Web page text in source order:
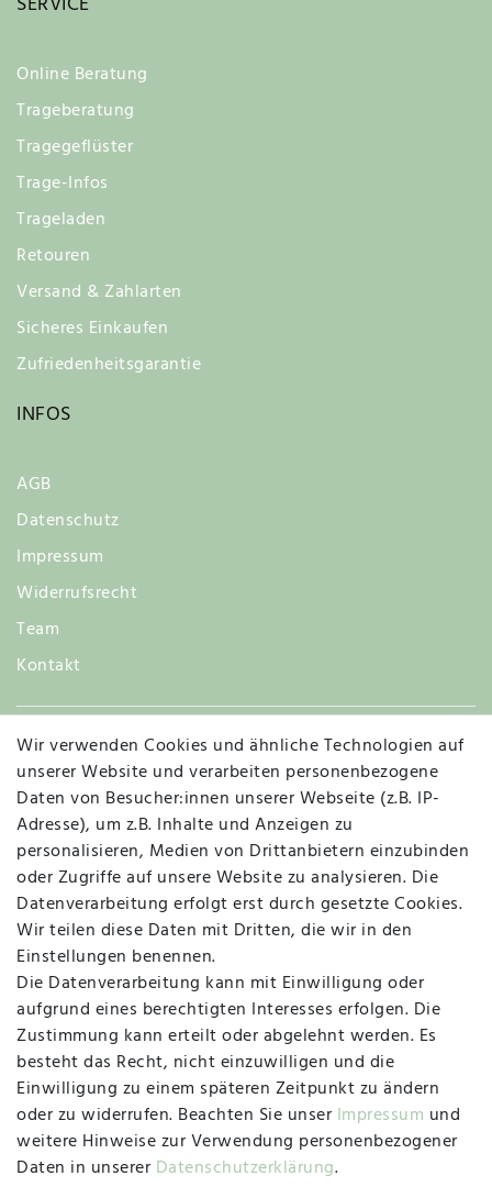
Online Beratung
Trageberatung
Tragegeflüster
Trage-Infos
Trageladen
Retouren
Versand & Zahlarten
Sicheres Einkaufen
Zufriedenheitsgarantie
INFOS
AGB
Datenschutz
Impressum
Widerrufsrecht
Team
Kontakt
Widerruf
Vertrag widerrufen Kontakt
MAPALI VOR ORT
Herzogstraße 10
47533 Kleve
Montag, Dienstag, Donnerstag, Freitag
09:00 Uhr bis 13:00 Uhr
Mittwoch
09:00 Uhr bis 12:00 Uhr
Wir verwenden Cookies und ähnliche Technologien auf
unserer Website und verarbeiten personenbezogene
Daten von Besucher:innen unserer Webseite (z.B. IP-
Adresse), um z.B. Inhalte und Anzeigen zu
personalisieren, Medien von Drittanbietern einzubinden
oder Zugriffe auf unsere Website zu analysieren. Die
Datenverarbeitung erfolgt erst durch gesetzte Cookies.
Wir teilen diese Daten mit Dritten, die wir in den
Einstellungen benennen.
Die Datenverarbeitung kann mit Einwilligung oder
aufgrund eines berechtigten Interesses erfolgen. Die
Zustimmung kann erteilt oder abgelehnt werden. Es
besteht das Recht, nicht einzuwilligen und die
Einwilligung zu einem späteren Zeitpunkt zu ändern
oder zu widerrufen. Beachten Sie unser Impressum und
weitere Hinweise zur Verwendung personenbezogener
Daten in unserer Daten­schutz­erklärung.